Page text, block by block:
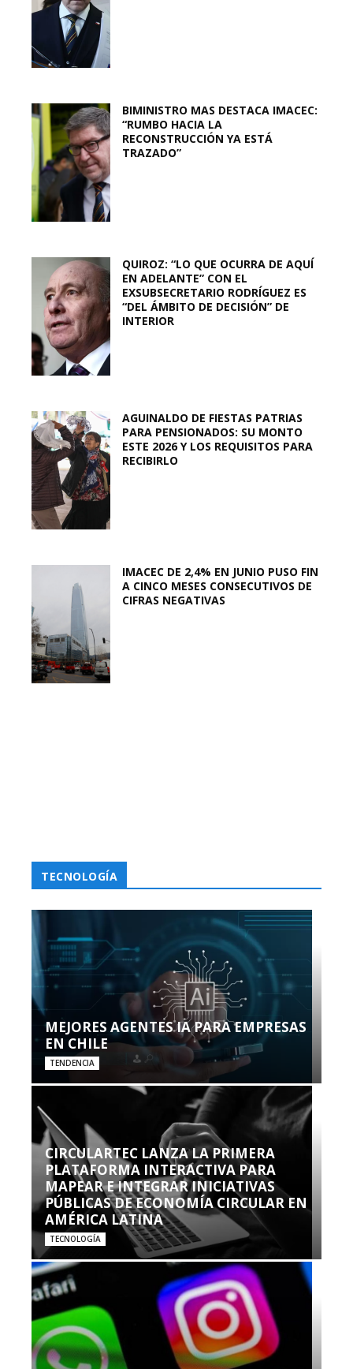
BIMINISTRO MAS DESTACA IMACEC:
“RUMBO HACIA LA
RECONSTRUCCIÓN YA ESTÁ
TRAZADO”
QUIROZ: “LO QUE OCURRA DE AQUÍ
EN ADELANTE” CON EL
EXSUBSECRETARIO RODRÍGUEZ ES
“DEL ÁMBITO DE DECISIÓN” DE
INTERIOR
AGUINALDO DE FIESTAS PATRIAS
PARA PENSIONADOS: SU MONTO
ESTE 2026 Y LOS REQUISITOS PARA
RECIBIRLO
IMACEC DE 2,4% EN JUNIO PUSO FIN
A CINCO MESES CONSECUTIVOS DE
CIFRAS NEGATIVAS
TECNOLOGÍA
MEJORES AGENTES IA PARA EMPRESAS
EN CHILE
TENDENCIA
CIRCULARTEC LANZA LA PRIMERA
PLATAFORMA INTERACTIVA PARA
MAPEAR E INTEGRAR INICIATIVAS
PÚBLICAS DE ECONOMÍA CIRCULAR EN
AMÉRICA LATINA
TECNOLOGÍA